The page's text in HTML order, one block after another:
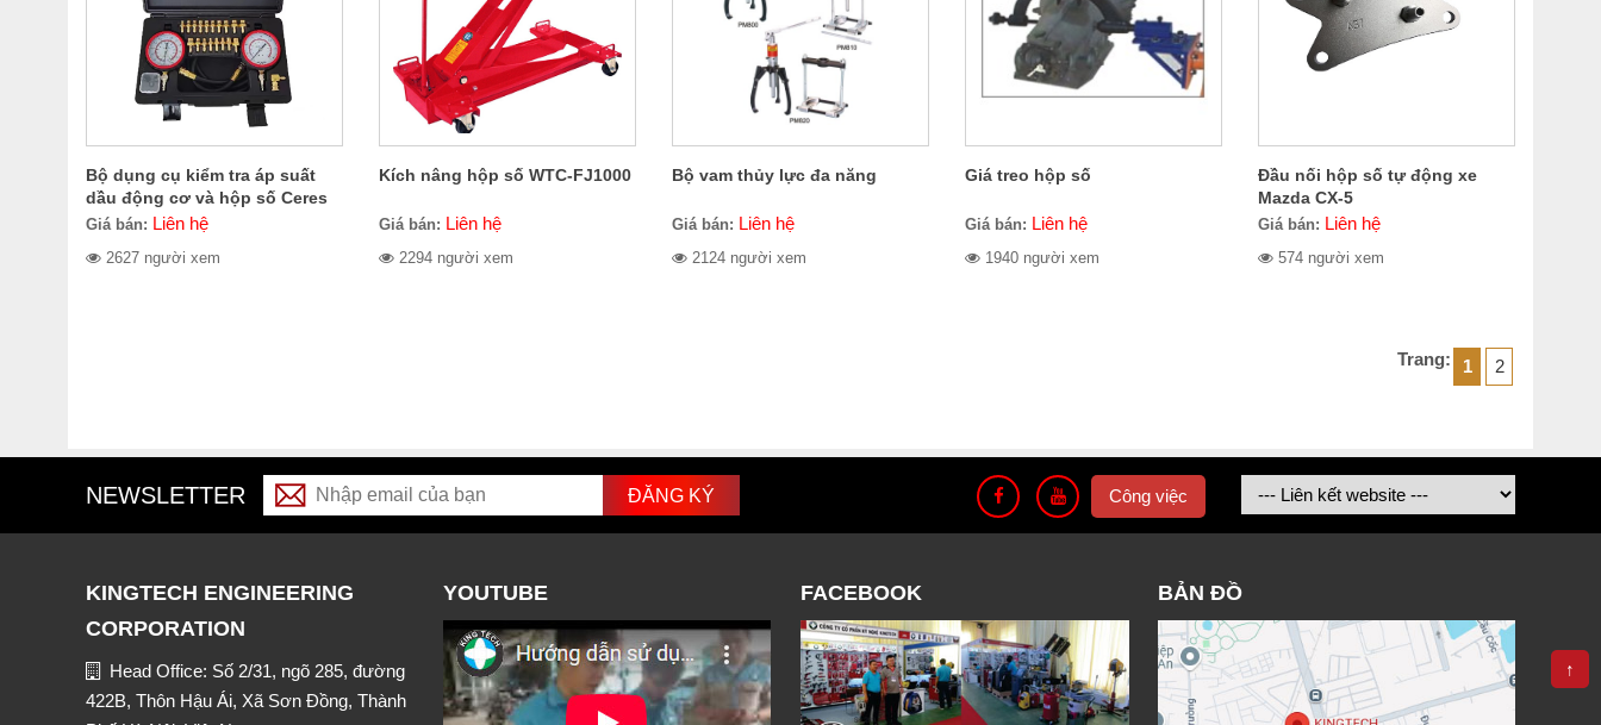
Bộ dụng cụ kiểm tra áp suất
dầu động cơ và hộp số Ceres
CR-OPT3039
Giá bán: Liên hệ
2627 người xem
Kích nâng hộp số WTC-FJ1000
Giá bán: Liên hệ
2294 người xem
Bộ vam thủy lực đa năng
Giá bán: Liên hệ
2124 người xem
Giá treo hộp số
Giá bán: Liên hệ
1940 người xem
Đầu nối hộp số tự động xe
Mazda CX-5
Giá bán: Liên hệ
574 người xem
Trang: 1 2
NEWSLETTER Công việc
KINGTECH ENGINEERING
CORPORATION
Head Office: Số 2/31, ngõ 285, đường
422B, Thôn Hậu Ái, Xã Sơn Đồng, Thành
YOUTUBE FACEBOOK BẢN ĐỒ
↑